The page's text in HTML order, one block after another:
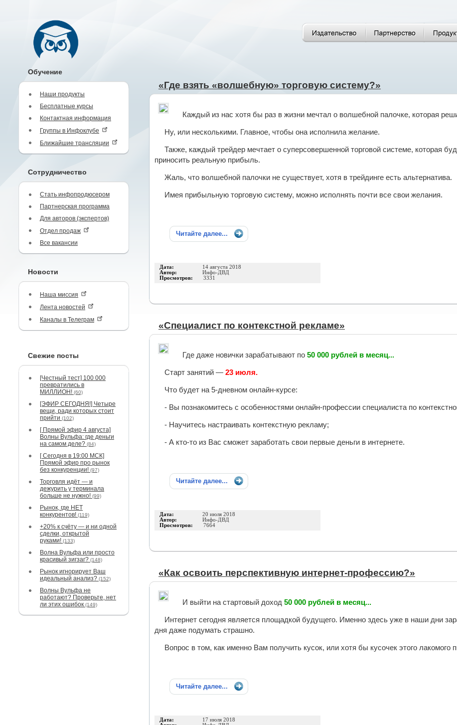
Обучение
Наши продукты
Бесплатные курсы
Контактная информация
Группы в Инфоклубе
Ближайшие трансляции
Сотрудничество
Стать инфопродюсером
Партнерская программа
Для авторов (экспертов)
Отдел продаж
Все вакансии
Новости
Наша миссия
Лента новостей
Каналы в Телеграм
Свежие посты
[Честный тест] 100 000
превратились в
МИЛЛИОН! (60)
[ЭФИР СЕГОДНЯ!] Четыре
вещи, ради которых стоит
прийти (102)
[ Прямой эфир 4 августа]
Волны Вульфа: где деньги
на самом деле? (84)
[ Сегодня в 19:00 МСК]
Прямой эфир про рынок
без конкуренции! (97)
Торговля идёт — и
дежурить у терминала
больше не нужно! (99)
Рынок, где НЕТ
конкурентов! (119)
+20% к счёту — и ни одной
сделки, открытой
руками! (133)
Волна Вульфа или просто
красивый зигзаг? (148)
Рынок игнорирует Ваш
идеальный анализ? (152)
Волны Вульфа не
работают? Проверьте, нет
ли этих ошибок (149)
«Где взять «волшебную» торговую систему?»
Каждый из нас хотя бы раз в жизни мечтал о волшебной палочке, которая
Ну, или несколькими. Главное, чтобы она исполнила желание.
Также, каждый трейдер мечтает о суперсовершенной торговой системе, которая
приносить реальную прибыль.
Жаль, что волшебной палочки не существует, хотя в трейдинге есть альтернатива.
Имея прибыльную торговую систему, можно исполнять почти все свои желания.
Читайте далее...
Дата: 14 августа 2018
Автор: Инфо-ДВД
Просмотров: 3331
«Специалист по контекстной рекламе»
Где даже новички зарабатывают по 50 000 рублей в месяц...
Старт занятий — 23 июля.
Что будет на 5-дневном онлайн-курсе:
- Вы познакомитесь с особенностями онлайн-профессии специалиста по
- Научитесь настраивать контекстную рекламу;
- А кто-то из Вас сможет заработать свои первые деньги в интернете.
Читайте далее...
Дата: 20 июля 2018
Автор: Инфо-ДВД
Просмотров: 7664
«Как освоить перспективную интернет-профессию?»
И выйти на стартовый доход 50 000 рублей в месяц...
Интернет сегодня является площадкой будущего. Именно здесь уже в наши дни
дня даже подумать страшно.
Вопрос в том, как именно Вам получить кусок, или хотя бы кусочек этого лакомого
Читайте далее...
Дата: 17 июля 2018